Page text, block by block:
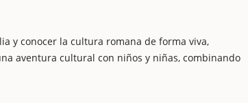
y conocer la cultura romana de forma viva,
aventura cultural con niños y niñas, combinando